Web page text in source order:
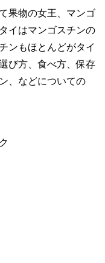
果物の女王、マンゴ
イはマンゴスチンの
ンもほとんどがタイ
び方、食べ方、保存
、などについての